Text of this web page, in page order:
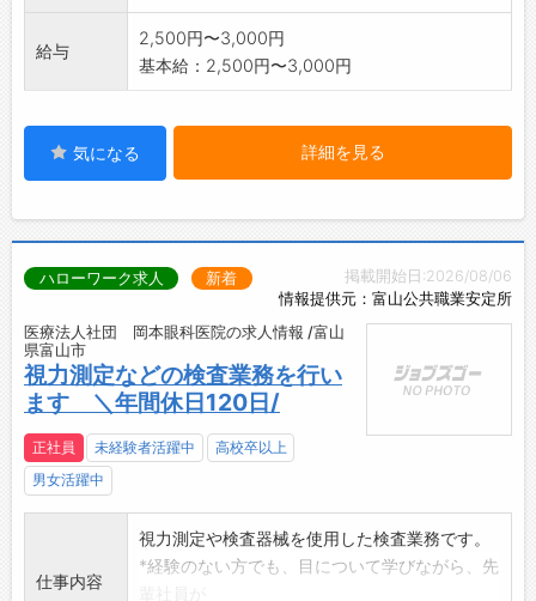
給与
2,500円〜3,000円
基本給：2,500円〜3,000円
気になる 詳細を見る
掲載開始日:2026/08/06
情報提供元：富山公共職業安定所
ハローワーク求人 新着
医療法人社団 岡本眼科医院の求人情報 /富山
県富山市
視力測定などの検査業務を行い
ます ＼年間休日120日/
正社員 未経験者活躍中
高校卒以上
男女活躍中
仕事内容
視力測定や検査器械を使用した検査業務です。
*経験のない方でも、目について学びながら、先